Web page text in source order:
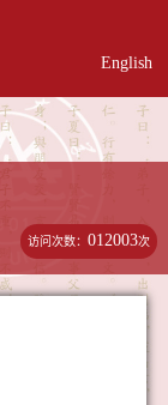
English
访问次数：012003次